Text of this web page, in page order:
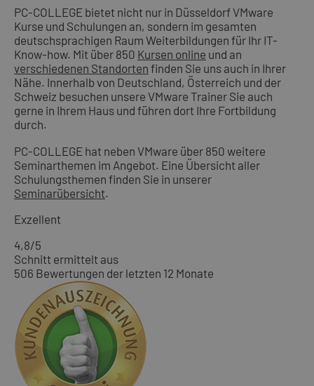
PC-COLLEGE bietet nicht nur in Düsseldorf VMware
Kurse und Schulungen an, sondern im gesamten
deutschsprachigen Raum Weiterbildungen für Ihr IT-
Know-how. Mit über 850 Kursen online und an
verschiedenen Standorten finden Sie uns auch in Ihrer
Nähe. Innerhalb von Deutschland, Österreich und der
Schweiz besuchen unsere VMware Trainer Sie auch
gerne in Ihrem Haus und führen dort Ihre Fortbildung
durch.
PC-COLLEGE hat neben VMware über 850 weitere
Seminarthemen im Angebot. Eine Übersicht aller
Schulungsthemen finden Sie in unserer
Seminarübersicht.
Exzellent
4,8/5
Schnitt ermittelt aus
506 Bewertungen der letzten 12 Monate